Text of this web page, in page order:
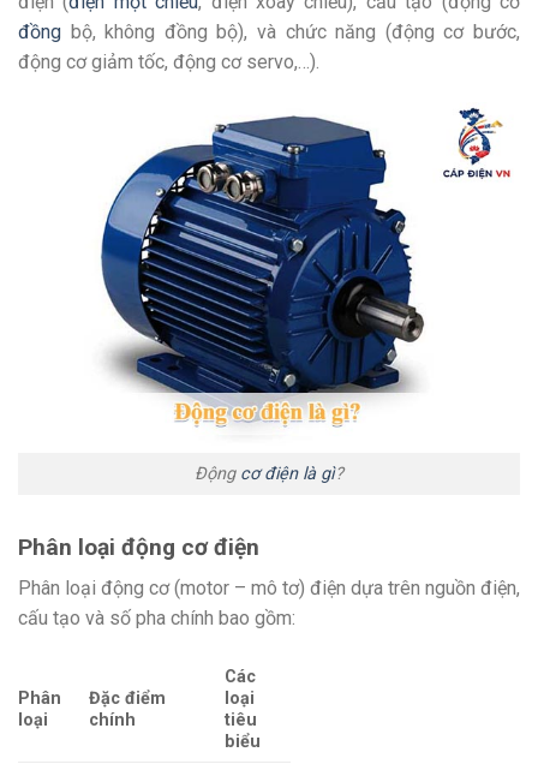
đồng bộ, không đồng bộ), và chức năng (động cơ bước,
động cơ giảm tốc, động cơ servo,…).
Động cơ điện là gì?
Phân loại động cơ điện
Phân loại động cơ (motor – mô tơ) điện dựa trên nguồn điện,
cấu tạo và số pha chính bao gồm:
Phân
loại
Đặc điểm
chính
Các
loại
tiêu
biểu